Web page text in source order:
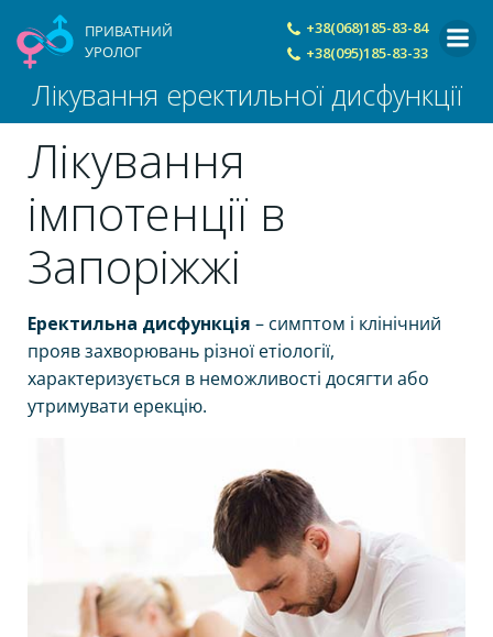
content
ПРИВАТНИЙ
УРОЛОГ
+38(068)185-83-84
+38(095)185-83-33
Лікування еректильної дисфункції
Лікування
імпотенції в
Запоріжжі
Еректильна дисфункція – симптом і клінічний
прояв захворювань різної етіології,
характеризується в неможливості досягти або
утримувати ерекцію.